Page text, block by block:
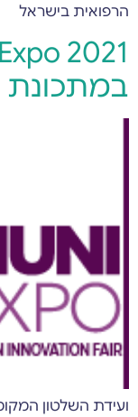
הרפואית בישראל
במתכונת